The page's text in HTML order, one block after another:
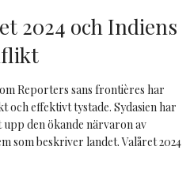
2024 och Indiens
Reporters sans frontières har
och effektivt tystade. Sydasien har
upp den ökande närvaron av
som beskriver landet. Valåret 2024